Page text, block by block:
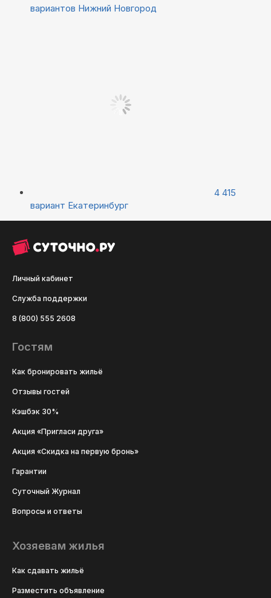
вариантов Нижний Новгород
4 415
вариант Екатеринбург
Личный кабинет
Служба поддержки
8 (800) 555 2608
Гостям
Как бронировать жильё
Отзывы гостей
Кэшбэк 30%
Акция «Пригласи друга»
Акция «Скидка на первую бронь»
Гарантии
Суточный Журнал
Вопросы и ответы
Хозяевам жилья
Как сдавать жильё
Разместить объявление